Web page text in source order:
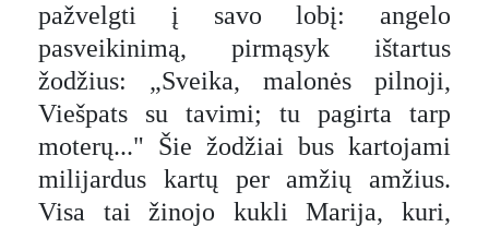
pažvelgti į savo lobį: angelo
pasveikinimą, pirmąsyk ištartus
žodžius: „Sveika, malonės pilnoji,
Viešpats su tavimi; tu pagirta tarp
moterų..." Šie žodžiai bus kartojami
milijardus kartų per amžių amžius.
Visa tai žinojo kukli Marija, kuri,